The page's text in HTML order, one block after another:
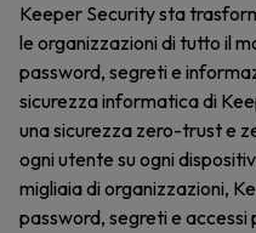
Keeper Security sta
le organizzazioni di tutto il
password, segreti e
sicurezza informatica di
una sicurezza zero-trust e
ogni utente su ogni
migliaia di organizzazioni,
password, segreti e accessi